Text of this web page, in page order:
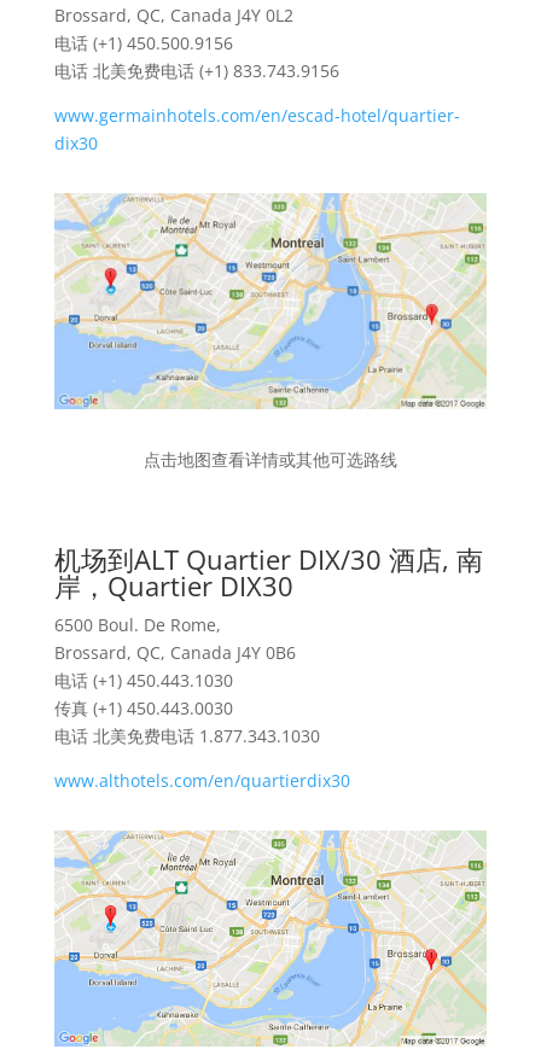
Brossard, QC, Canada J4Y 0L2
电话 (+1) 450.500.9156
电话 北美免费电话 (+1) 833.743.9156
www.germainhotels.com/en/escad-hotel/quartier-
dix30
点击地图查看详情或其他可选路线
机场到ALT Quartier DIX/30 酒店, 南
岸，Quartier DIX30
6500 Boul. De Rome,
Brossard, QC, Canada J4Y 0B6
电话 (+1) 450.443.1030
传真 (+1) 450.443.0030
电话 北美免费电话 1.877.343.1030
www.althotels.com/en/quartierdix30